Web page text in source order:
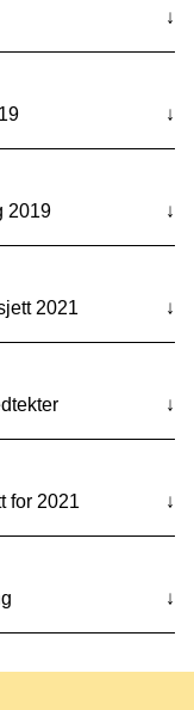
↓
↓
2019
↓
2021
↓
↓
for 2021
↓
↓